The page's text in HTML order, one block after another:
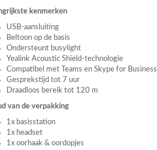
kenmerken
USB-aansluiting
Beltoon op de basis
Ondersteunt busylight
Yealink Acoustic Shield-technologie
Compatibel met Teams en Skype for Business
Gesprekstijd tot 7 uur
Draadloos bereik tot 120 m
van de verpakking
1x basisstation
1x headset
1x oorhaak & oordopjes